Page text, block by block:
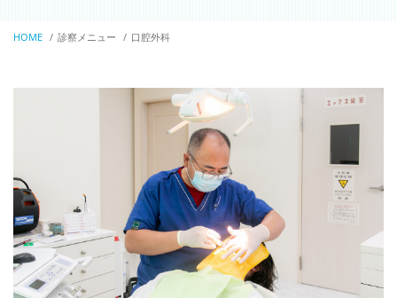
かみ合わせ治療
金属アレルギー治療
ホワイトニング
小児歯科
口腔外科
ブログ
HOME 診察メニュー 口腔外科